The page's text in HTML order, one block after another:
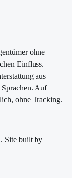
ohne
Einfluss.
aus
Auf
ohne Tracking.
Site built by